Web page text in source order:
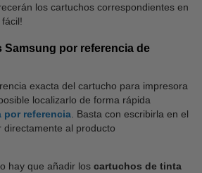
los cartuchos correspondientes en
por referencia de
exacta del cartucho para impresora
localizarlo de forma rápida
por referencia. Basta con escribirla en el
al producto
hay que añadir los cartuchos de tinta